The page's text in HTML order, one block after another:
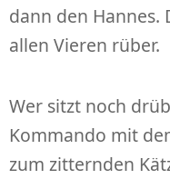
dann den Hannes.
allen Vieren rüber.
Wer sitzt noch
Kommando mit
zum zitternden